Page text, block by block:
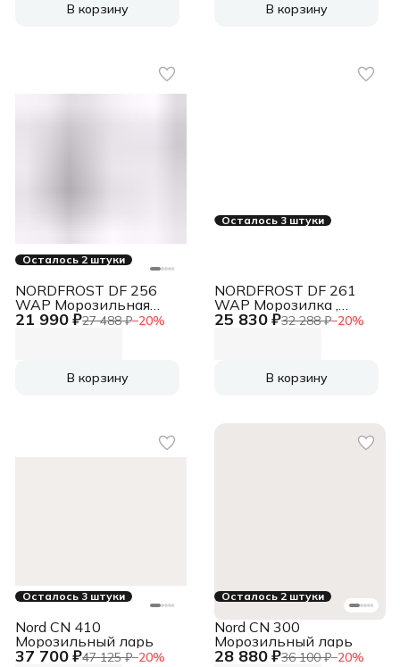
В корзину В корзину
Осталось 2 штуки
21 990 ₽27 488 ₽−20%
NORDFROST DF 256
WAP Морозильная
камера белый, 100л, 3
В корзину
Осталось 3 штуки
25 830 ₽32 288 ₽−20%
NORDFROST DF 261
WAP Морозилка ,
белый, 139л, 3 ящика
В корзину
Осталось 3 штуки
37 700 ₽47 125 ₽−20%
Nord CN 410
Морозильный ларь
Осталось 2 штуки
28 880 ₽36 100 ₽−20%
Nord CN 300
Морозильный ларь